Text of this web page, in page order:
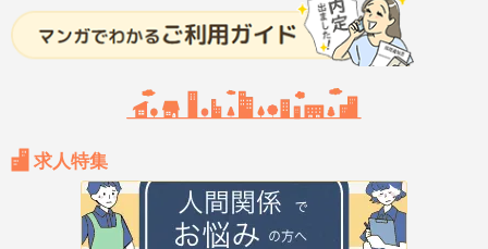
求人特集